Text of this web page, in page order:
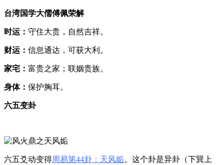
台湾国学大儒傅佩荣解
时运： 守住大贵，自然吉祥。
财运： 信息通达，可获大利。
家宅： 富贵之家；联姻贵族。
身体： 保护胸耳。
六五变卦
六五爻动变得周易第44卦：天风姤。这个卦是异卦（下巽上